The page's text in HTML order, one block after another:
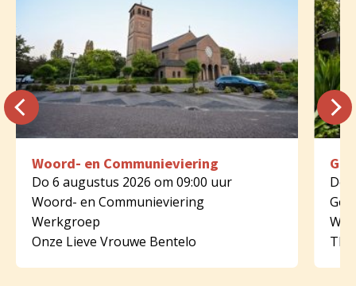
Woord- en Communieviering
Do 6 augustus 2026 om 09:00 uur
Woord- en Communieviering
Werkgroep
Onze Lieve Vrouwe Bentelo
Do